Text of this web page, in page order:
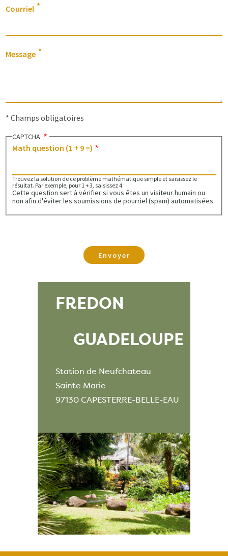
Courriel
Message
* Champs obligatoires
CAPTCHA
Math question (1 + 9 =)
Trouvez la solution de ce problème mathématique simple et saisissez le
résultat. Par exemple, pour 1 + 3, saisissez 4.
Cette question sert à vérifier si vous êtes un visiteur humain ou
non afin d'éviter les soumissions de pourriel (spam) automatisées.
FREDON
GUADELOUPE
Station de Neufchateau
Sainte Marie
97130 CAPESTERRE-BELLE-EAU